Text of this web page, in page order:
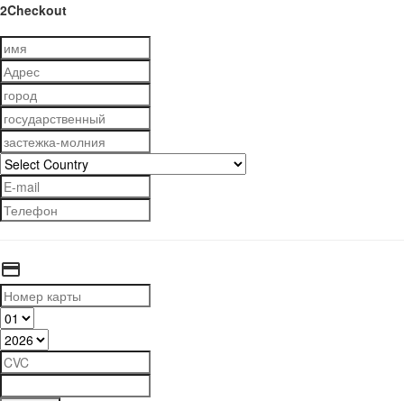
2Checkout